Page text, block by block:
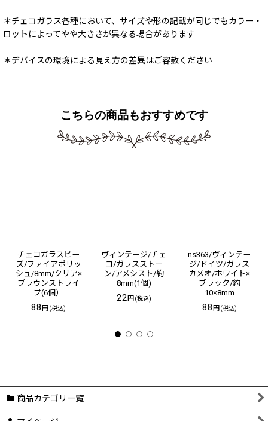
＊チェコガラス各種において、サイズや形の記載が同じでもカラー・
ロットによってやや大きさが異なる場合があります
＊デバイスの環境による見え方の差異はご容赦ください
こちらの商品もおすすめです
チェコガラスビー
ズ/ファイアポリッ
シュ/8mm/クリア×
ブラウンストライ
プ(6個）
88円(税込)
ヴィンテージ/チェ
コ/ガラスストー
ン/アメシスト/約
8mm(1個)
22円(税込)
ns363/ヴィンテー
ジ/ドイツ/ガラス
カメオ/ホワイト×
ブラック/約
10×8mm
88円(税込)
商品カテゴリ一覧